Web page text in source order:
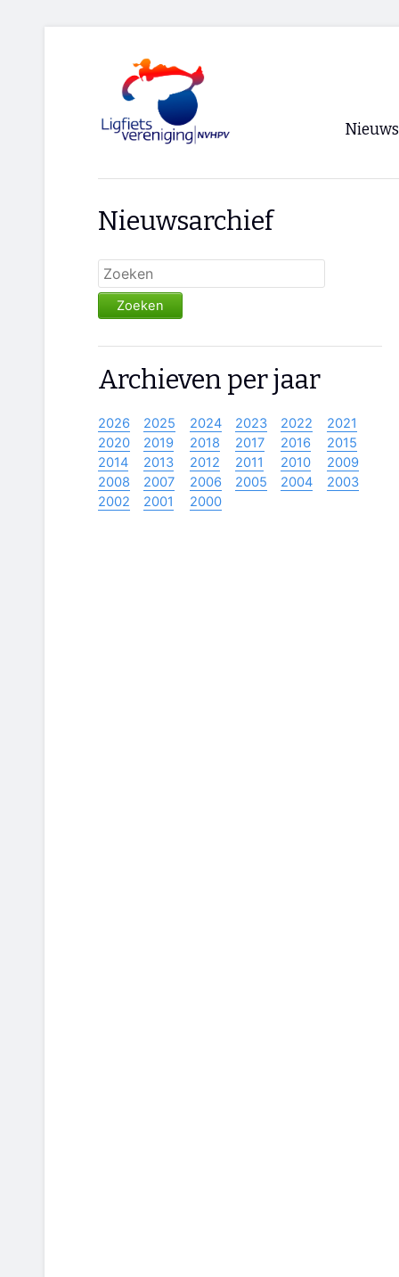
Nieuws
Nieuwsarchief
Zoeken
Archieven per jaar
2026 2025 2024 2023 2022
2021
2020
2019 2018 2017 2016
2015
2014
2013 2012 2011 2010
2009
2008
2007 2006 2005 2004
2003
2002
2001 2000